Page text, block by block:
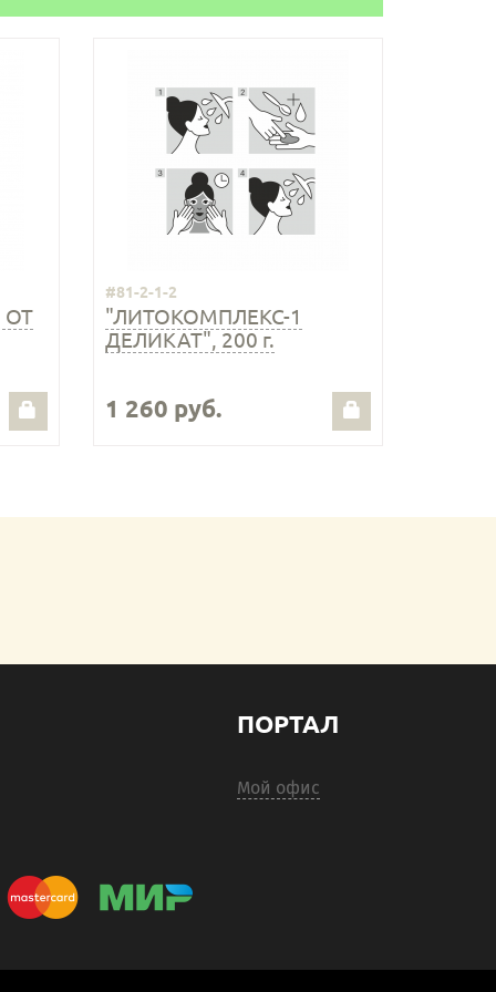
#81-2-1-2
"ЛИТОКОМПЛЕКС-1
ДЕЛИКАТ", 200 г.
1 260 руб.
ПОРТАЛ
Мой офис